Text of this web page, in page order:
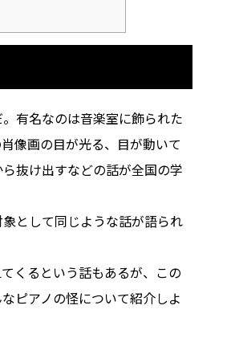
有名なのは音楽室に飾られた
像画の目が光る、目が動いて
抜け出すなどの話が全国の学
として同じような話が語られ
くるという話もあるが、この
ピアノの怪について紹介しよ